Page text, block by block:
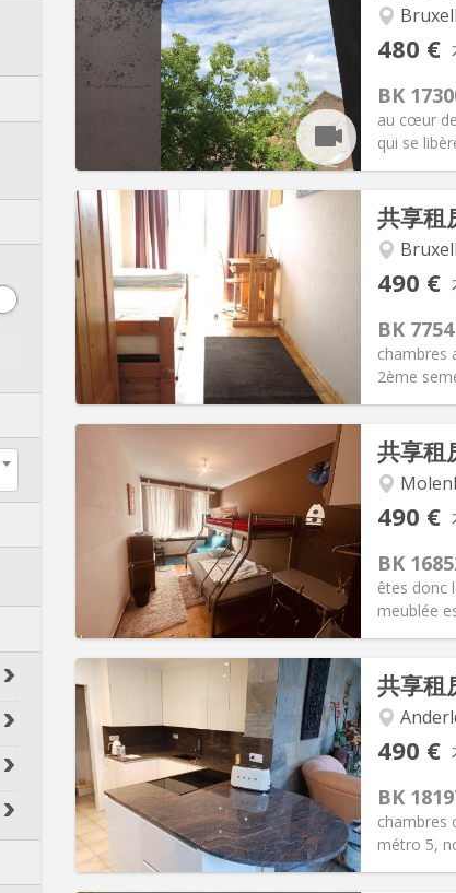
480 €
BK
au cœur
qui se
实用信息
480 €
水电费: 165 €
租期:12个月
住房登记: 可登记
布局
浴室:共
面积:
共享租
490 €
BK 7754
chambres
2ème
实用信息
租金:490 €
水电费: 0 €
租期:5-6个月
住房登记:否
布局
浴室:共
面积:
共享租
490 €
BK
êtes donc
meublée
实用信息
490 €
水电费:90 €
12个月, 11个月, 10个月, 5-6个月,
3-4个月, 暑假, 月租, 周租, 日租
住房登记:否
布局
浴室:共
面积:
共享租
490 €
BK
chambres
métro 5,
实用信息
租金:490 €
水电费:100 €
租期:12个月
住房登记: 可登记
布局
浴室:共
面积: